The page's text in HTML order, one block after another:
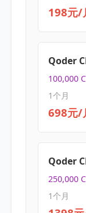
198元/
Qoder
100,000
1个月
698元/
Qoder
250,000
1个月